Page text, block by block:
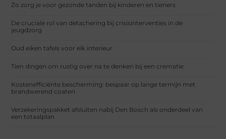
Zo zorg je voor gezonde tanden bij kinderen en tieners
De cruciale rol van detachering bij crisisinterventies in de
jeugdzorg
Oud eiken tafels voor elk interieur
Tien dingen om rustig over na te denken bij een crematie
Kostenefficiënte bescherming: bespaar op lange termijn met
brandwerend coaten
Verzekeringspakket afsluiten nabij Den Bosch als onderdeel van
een totaalplan